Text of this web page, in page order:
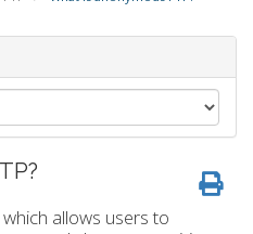
allows users to